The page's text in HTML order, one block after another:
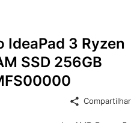
3 Ryzen
SSD 256GB
Compartilhar